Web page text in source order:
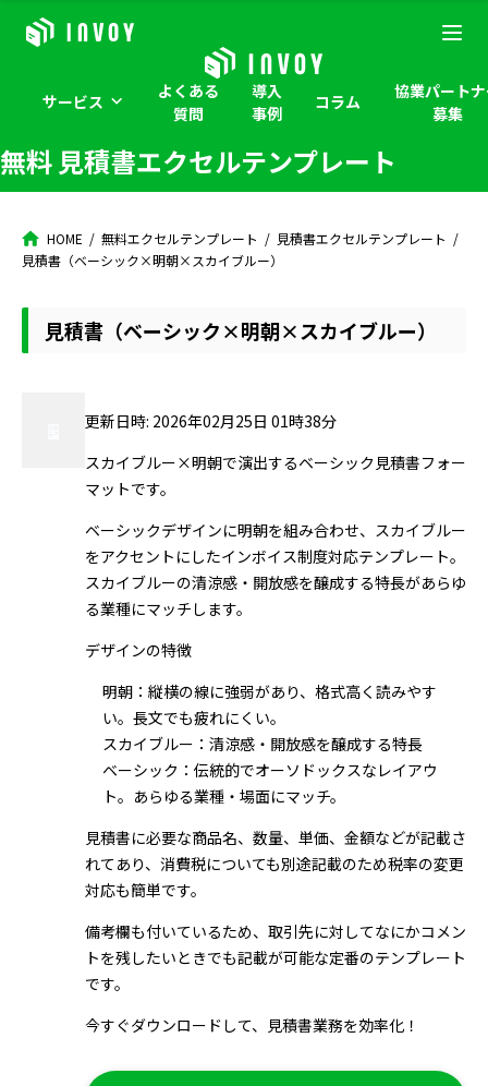
サービス
よくある
質問
導入
事例
コラム
協業パート
募集
無料 見積書エクセルテンプレート
HOME 無料エクセルテンプレート
見積書エクセルテンプレート
見積書（ベーシック×明朝×スカイブルー）
見積書（ベーシック×明朝×スカイブルー）
更新日時: 2026年02月25日 01時38分
スカイブルー×明朝で演出するベーシック見積書フォー
マットです。
ベーシックデザインに明朝を組み合わせ、スカイブルー
をアクセントにしたインボイス制度対応テンプレート。
スカイブルーの清涼感・開放感を醸成する特長があらゆ
る業種にマッチします。
デザインの特徴
明朝：縦横の線に強弱があり、格式高く読みやす
い。長文でも疲れにくい。
スカイブルー：清涼感・開放感を醸成する特長
ベーシック：伝統的でオーソドックスなレイアウ
ト。あらゆる業種・場面にマッチ。
見積書に必要な商品名、数量、単価、金額などが記載さ
れてあり、消費税についても別途記載のため税率の変更
対応も簡単です。
備考欄も付いているため、取引先に対してなにかコメン
トを残したいときでも記載が可能な定番のテンプレート
です。
今すぐダウンロードして、見積書業務を効率化！